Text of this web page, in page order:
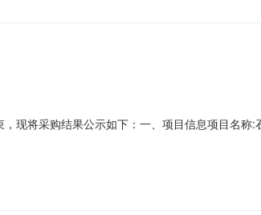
现将采购结果公示如下：一、项目信息项目名称:
方式:采购单位统一社会信用代码或组织机构代码